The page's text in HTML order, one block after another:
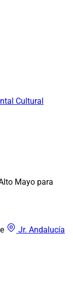
Cultural
Mayo para
Jr. Andalucía